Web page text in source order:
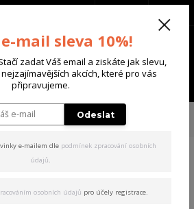
Menu
TÍLKA
Yakuza dámské tílko Destiny Long Tail
Shirt steel/gray
mail sleva 10%!
zadat Váš email a ziskáte jak slevu,
akcích, které pro vás
připravujeme.
Odeslat
e-mailem dle podmínek zpracování osobních
údajů.
osobních údajů pro účely registrace.